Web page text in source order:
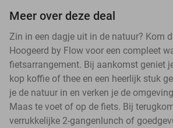
Meer over deze deal
Zin in een dagje uit in de natuur? Kom
Hoogeerd by Flow voor een compleet
fietsarrangement. Bij aankomst geniet
kop koffie of thee en een heerlijk stuk
je de natuur in en verken je de
Maas te voet of op de fiets. Bij
verrukkelijke 2-gangenlunch of